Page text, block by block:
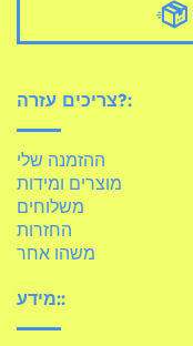
צריכים עזרה?:
ההזמנה שלי
מוצרים ומידות
משלוחים
החזרות
משהו אחר
מידע::